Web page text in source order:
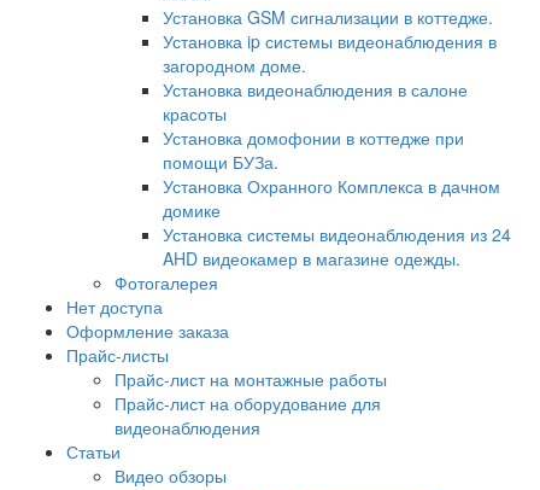
Установка GSM сигнализации в коттедже.
Установка ip системы видеонаблюдения в
загородном доме.
Установка видеонаблюдения в салоне
красоты
Установка домофонии в коттедже при
помощи БУЗа.
Установка Охранного Комплекса в дачном
домике
Установка системы видеонаблюдения из 24
AHD видеокамер в магазине одежды.
Фотогалерея
Нет доступа
Оформление заказа
Прайс-листы
Прайс-лист на монтажные работы
Прайс-лист на оборудование для
видеонаблюдения
Статьи
Видео обзоры